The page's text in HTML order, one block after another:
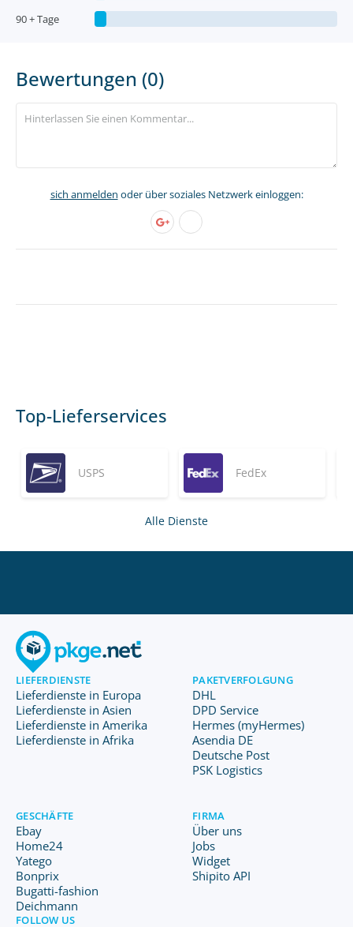
90 + Tage
Bewertungen (0)
sich anmelden oder über soziales Netzwerk einloggen:
Top-Lieferservices
USPS FedEx
Alle Dienste
LIEFERDIENSTE
Lieferdienste in Europa
Lieferdienste in Asien
Lieferdienste in Amerika
Lieferdienste in Afrika
PAKETVERFOLGUNG
DHL
DPD Service
Hermes (myHermes)
Asendia DE
Deutsche Post
PSK Logistics
GESCHÄFTE
Ebay
Home24
Yatego
Bonprix
Bugatti-fashion
Deichmann
FIRMA
Über uns
Jobs
Widget
Shipito API
FOLLOW US